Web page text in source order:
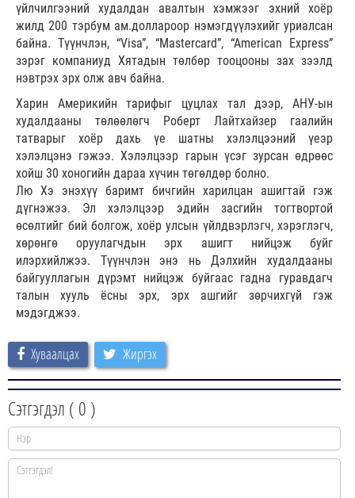
үйлчилгээний худалдан авалтын хэмжээг эхний хоёр
жилд 200 тэрбум ам.доллароор нэмэгдүүлэхийг уриалсан
байна. Түүнчлэн, “Visa”, “Mastercard”, “American Express”
зэрэг компаниуд Хятадын төлбөр тооцооны зах зээлд
нэвтрэх эрх олж авч байна.
Харин Америкийн тарифыг цуцлах тал дээр, АНУ-ын
худалдааны төлөөлөгч Роберт Лайтхайзер гаалийн
татварыг хоёр дахь үе шатны хэлэлцээний үеэр
хэлэлцэнэ гэжээ. Хэлэлцээр гарын үсэг зурсан өдрөөс
хойш 30 хоногийн дараа хүчин төгөлдөр болно.
Лю Хэ энэхүү баримт бичгийн харилцан ашигтай гэж
дүгнэжээ. Эл хэлэлцээр эдийн засгийн тогтвортой
өсөлтийг бий болгож, хоёр улсын үйлдвэрлэгч, хэрэглэгч,
хөрөнгө оруулагчдын эрх ашигт нийцэж буйг
илэрхийлжээ. Түүнчлэн энэ нь Дэлхийн худалдааны
байгууллагын дүрэмт нийцэж буйгаас гадна гуравдагч
талын хууль ёсны эрх, эрх ашгийг зөрчихгүй гэж
мэдэгджээ.
Хуваалцах Жиргэх
Сэтгэгдэл ( 0 )